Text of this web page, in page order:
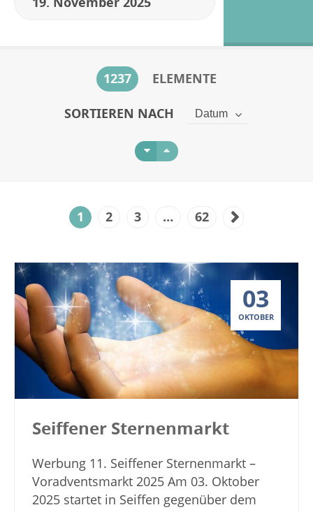
1237
ELEMENTE
SORTIEREN NACH
Datum
1 2 3 … 62
03
OKTOBER
Seiffener Sternenmarkt
Werbung 11. Seiffener Sternenmarkt –
Voradventsmarkt 2025 Am 03. Oktober
2025 startet in Seiffen gegenüber dem